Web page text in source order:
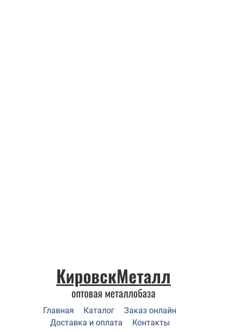
КировскМеталл
оптовая металлобаза
Главная Каталог
Заказ онлайн
Доставка и оплата
Контакты